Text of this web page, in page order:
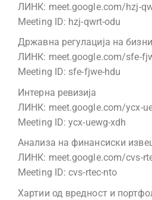
ЛИНК: meet.google.com/hzj-
Meeting ID: hzj-qwrt-odu
Државна регулација на
ЛИНК: meet.google.com/sfe-
Meeting ID: sfe-fjwe-hdu
Интерна ревизија
ЛИНК: meet.google.com/ycx-
Meeting ID: ycx-uewg-xdh
Анализа на финансиски
ЛИНК: meet.google.com/cvs-
Meeting ID: cvs-rtec-nto
Хартии од вредност и